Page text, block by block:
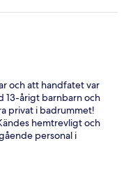
och att handfatet var
13-årigt barnbarn och
privat i badrummet!
hemtrevligt och
personal i
bemötande! Hotellet
tunnelbana och